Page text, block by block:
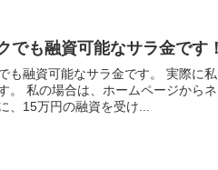
でも融資可能なサラ金です！
も融資可能なサラ金です。 実際に
。 私の場合は、ホームページから
、15万円の融資を受け...